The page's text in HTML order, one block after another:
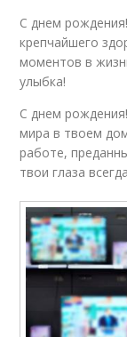
С днем
крепчайшего
моментов в
улыбка!
С днем
мира в твоем
работе,
твои глаза